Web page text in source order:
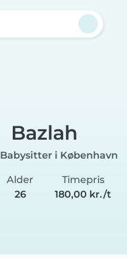
Bazlah
Babysitter i København
Alder
26
Timepris
180,00 kr./t